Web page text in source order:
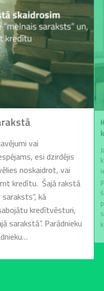
vai
esi dzirdējis
noskaidrot, vai
kredītu. Šajā rakstā
kā
kredītvēsturi,
sarakstā”. Parādnieku